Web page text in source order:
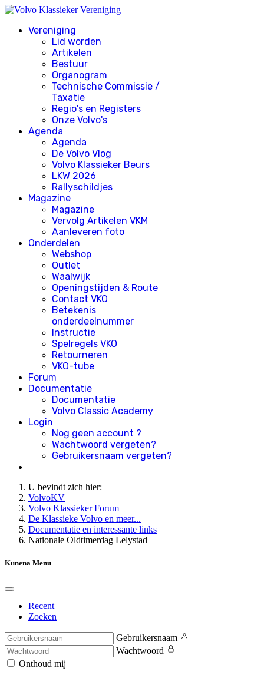
Vereniging
Lid worden
Artikelen
Bestuur
Organogram
Technische Commissie /
Taxatie
Regio's en Registers
Onze Volvo's
Agenda
Agenda
De Volvo Vlog
Volvo Klassieker Beurs
LKW 2026
Rallyschildjes
Magazine
Magazine
Vervolg Artikelen VKM
Aanleveren foto
Onderdelen
Webshop
Outlet
Waalwijk
Openingstijden & Route
Contact VKO
Betekenis
onderdeelnummer
Instructie
Spelregels VKO
Retourneren
VKO-tube
Forum
Documentatie
Documentatie
Volvo Classic Academy
Login
Nog geen account ?
Wachtwoord vergeten?
Gebruikersnaam vergeten?
U bevindt zich hier:
VolvoKV
Volvo Klassieker Forum
De Klassieke Volvo en meer...
Documentatie en interessante links
Nationale Oldtimerdag Lelystad
Kunena Menu
Recent
Zoeken
Gebruikersnaam
Wachtwoord
Onthoud mij